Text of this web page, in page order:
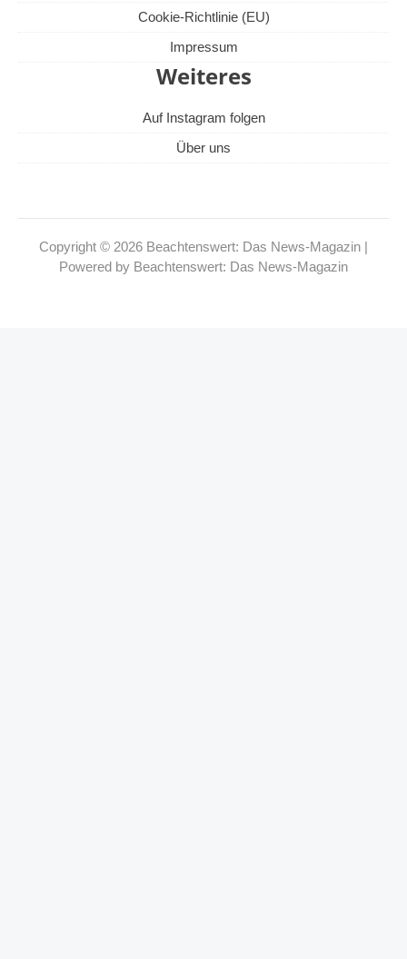
Cookie-Richtlinie (EU)
Impressum
Weiteres
Auf Instagram folgen
Über uns
Copyright © 2026 Beachtenswert: Das News-Magazin |
Powered by Beachtenswert: Das News-Magazin